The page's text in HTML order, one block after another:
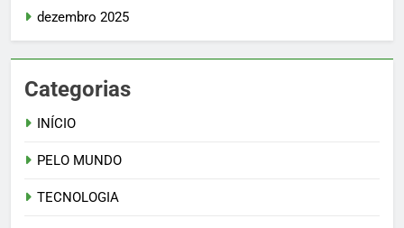
dezembro 2025
Categorias
INÍCIO
PELO MUNDO
TECNOLOGIA